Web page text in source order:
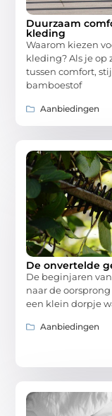
Duurzaam
kleding
Waarom kiezen
kleding? Als je op
tussen comfort,
bamboestof
Aanbiedingen
De onvertelde
De beginjaren
naar de
een klein dorpje
Aanbiedingen